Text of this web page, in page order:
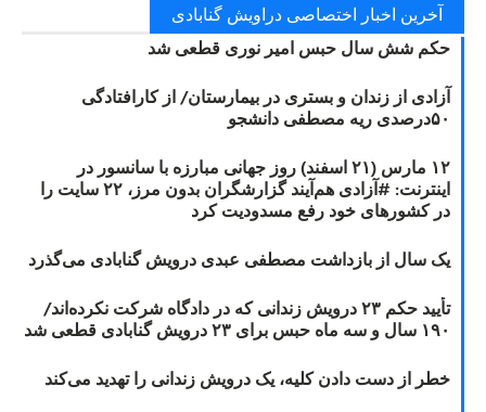
آخرین اخبار اختصاصی دراویش گنابادی
حکم شش سال حبس امیر نوری قطعی شد
آزادی از زندان و بستری در بیمارستان/ از کارافتادگی
۵۰درصدی ریه مصطفی دانشجو
۱۲ مارس (۲۱ اسفند) روز جهانی مبارزه با سانسور در
اینترنت: #آزادی هم‌آیند گزارشگران‌ بدون مرز، ۲۲ سایت را
در کشورهای خود رفع مسدودیت کرد
یک سال از بازداشت مصطفی عبدی درویش گنابادی می‌گذرد
تأیید حکم ۲۳ درویش زندانی که در دادگاه شرکت نکرده‌اند/
۱۹۰ سال و سه ماه حبس برای ۲۳ درویش گنابادی قطعی شد
خطر از دست دادن کلیه، یک درویش زندانی را تهدید می‌کند